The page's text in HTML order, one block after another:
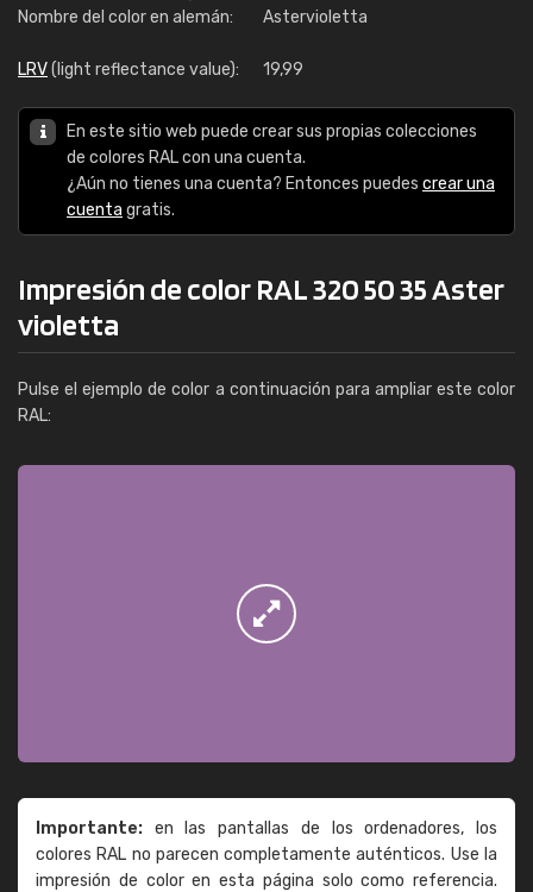
Nombre del color en alemán:
Astervioletta
LRV(light reflectance value): 19,99
En este sitio web puede crear sus propias colecciones
de colores RAL con una cuenta.
¿Aún no tienes una cuenta? Entonces puedes crear una
cuenta gratis.
Impresión de color RAL 320 50 35 Aster
violetta
Pulse el ejemplo de color a continuación para ampliar este color
RAL:
Importante: en las pantallas de los ordenadores, los
colores RAL no parecen completamente auténticos. Use la
impresión de color en esta página solo como referencia.